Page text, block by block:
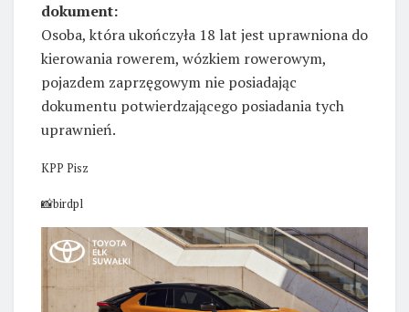
dokument:
Osoba, która ukończyła 18 lat jest uprawniona do
kierowania rowerem, wózkiem rowerowym,
pojazdem zaprzęgowym nie posiadając
dokumentu potwierdzającego posiadania tych
uprawnień.
KPP Pisz
⁠📸⁠birdpl